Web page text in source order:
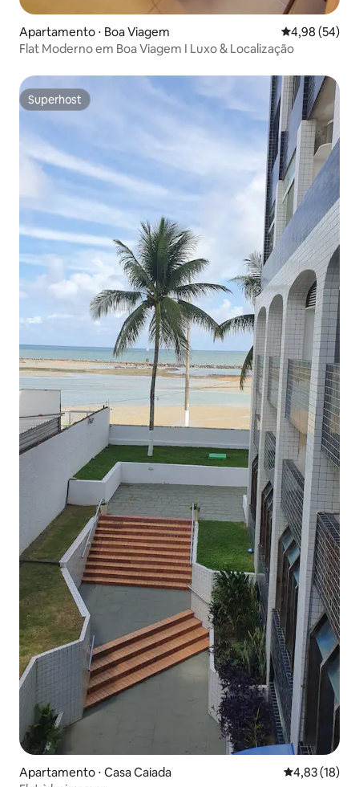
Apartamento ⋅ Boa Viagem 4,98 de uma
4,98 (54)
Flat Moderno em Boa Viagem I Luxo & Localização
Superhost
Superhost
Apartamento ⋅ Casa Caiada 4,83 de uma
4,83 (18)